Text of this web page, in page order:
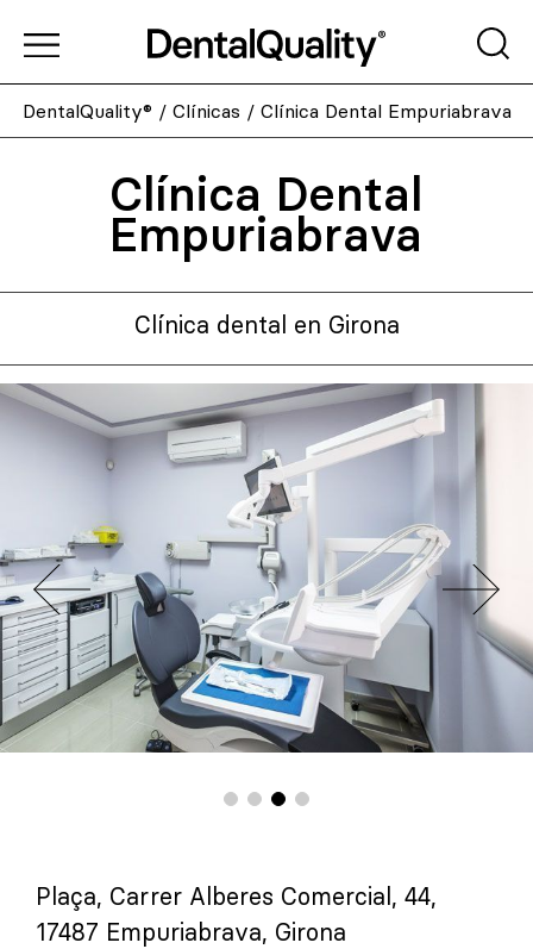
DentalQuality® / Clínicas / Clínica Dental Empuriabrava
Clínica Dental
Empuriabrava
Clínica dental en Girona
Plaça, Carrer Alberes Comercial, 44,
17487 Empuriabrava, Girona